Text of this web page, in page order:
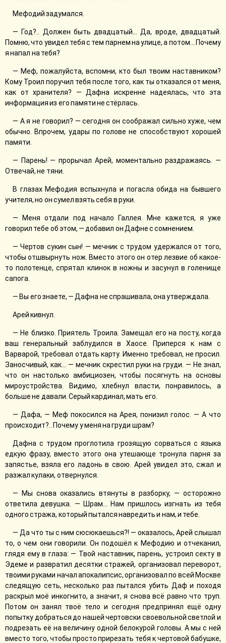
Мефодий задумался.
— Год?.. Должен быть двадцатый... Да, вроде, двадцатый.
Помню, что увидел тебя с тем парнем на улице, а потом... Почему
я напал на тебя?
— Меф, пожалуйста, вспомни, кто был твоим наставником?
Кому Троил поручил тебя после того, как ты отказался от меня,
как от хранителя? — Дафна искренне надеялась, что эта
информация из его памяти не стёрлась.
— А я не говорил? — сегодня он соображал сильно хуже, чем
обычно. Впрочем, удары по голове не способствуют хорошей
памяти.
— Парень! — прорычал Арей, моментально раздражаясь. —
Отвечай, не тяни.
В глазах Мефодия вспыхнула и погасла обида на бывшего
учителя, но он сумел взять себя в руки.
— Меня отдали под начало Галлея. Мне кажется, я уже
говорил тебе об этом, — добавил он Дафне с сомнением.
— Чертов сукин сын! — мечник с трудом удержался от того,
чтобы отшвырнуть нож. Вместо этого он отер лезвие об какое-
то полотенце, спрятал клинок в ножны и засунул в голенище
сапога.
— Вы его знаете, — Дафна не спрашивала, она утверждала.
Арей кивнул.
— Не близко. Приятель Троила. Замещал его на посту, когда
ваш генеральный заблудился в Хаосе. Приперся к нам с
Варварой, требовал отдать карту. Именно требовал, не просил.
Заносчивый, как... — мечник скрестил руки на груди. — Не знал,
что он настолько амбициозен, чтобы посягнуть на основы
мироустройства. Видимо, хлебнул власти, понравилось, а
больше не давали. Серый кардинал, мать его.
— Дафа, — Меф покосился на Арея, понизил голос. — А что
происходит?.. Почему у меня на груди шрам?
Дафна с трудом проглотила грозящую сорваться с языка
едкую фразу, вместо этого она утешающе тронула парня за
запястье, взяла его ладонь в свою. Арей увидел это, сжал и
разжал кулаки, отвернулся.
— Мы снова оказались втянуты в разборку, — осторожно
ответила девушка. — Шрам... Нам пришлось изгнать из тебя
одного стража, который пытался навредить и нам, и тебе.
— Да что ты с ним сюсюкаешься?! — оказалось, Арей слышал
то, о чем они говорили. Он подошёл к Мефодию и отчеканил,
глядя ему в глаза: — Твой наставник, парень, устроил секту в
Эдеме и развратил десятки стражей, организовал переворот,
твоими руками начал апокалипсис, организовал по всей Москве
следящую сеть, несколько раз пытался убить Даф и походя
раскрыл моё инкогнито, а значит, я снова всё равно что труп.
Потом он занял твоё тело и сегодня предпринял ещё одну
попытку добраться до нашей чертовски своевольной светлой и
подрезать её на величину одной белокурой головы. А мы с ней
вместо того, чтобы просто прирезать тебя к чертовой бабушке,